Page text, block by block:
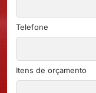
Telefone
Itens de orçamento